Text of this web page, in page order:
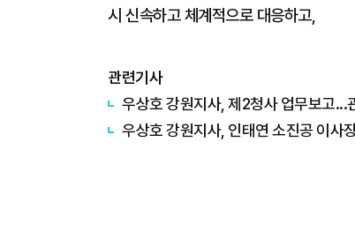
시 신속하고 체계적으로 대응하고,
관련기사
우상호 강원지사, 제2청사 업무보고...
우상호 강원지사, 인태연 소진공 이사